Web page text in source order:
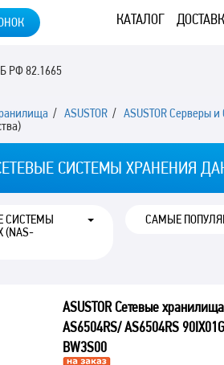
КАТАЛОГ
РФ82.1665
/ ASUSTOR / ASUSTOR Серверы
СЕТЕВЫЕ СИСТЕМЫ ХРАНЕНИЯ
СИСТЕМЫ
ASUSTOR Сетевые
AS6504RS/ AS6504RS
BW3S00